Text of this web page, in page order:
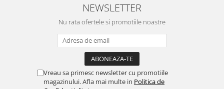
NEWSLETTER
Nu rata ofertele si promotiile noastre
Vreau sa primesc newsletter cu promotiile
magazinului. Afla mai multe in Politica de